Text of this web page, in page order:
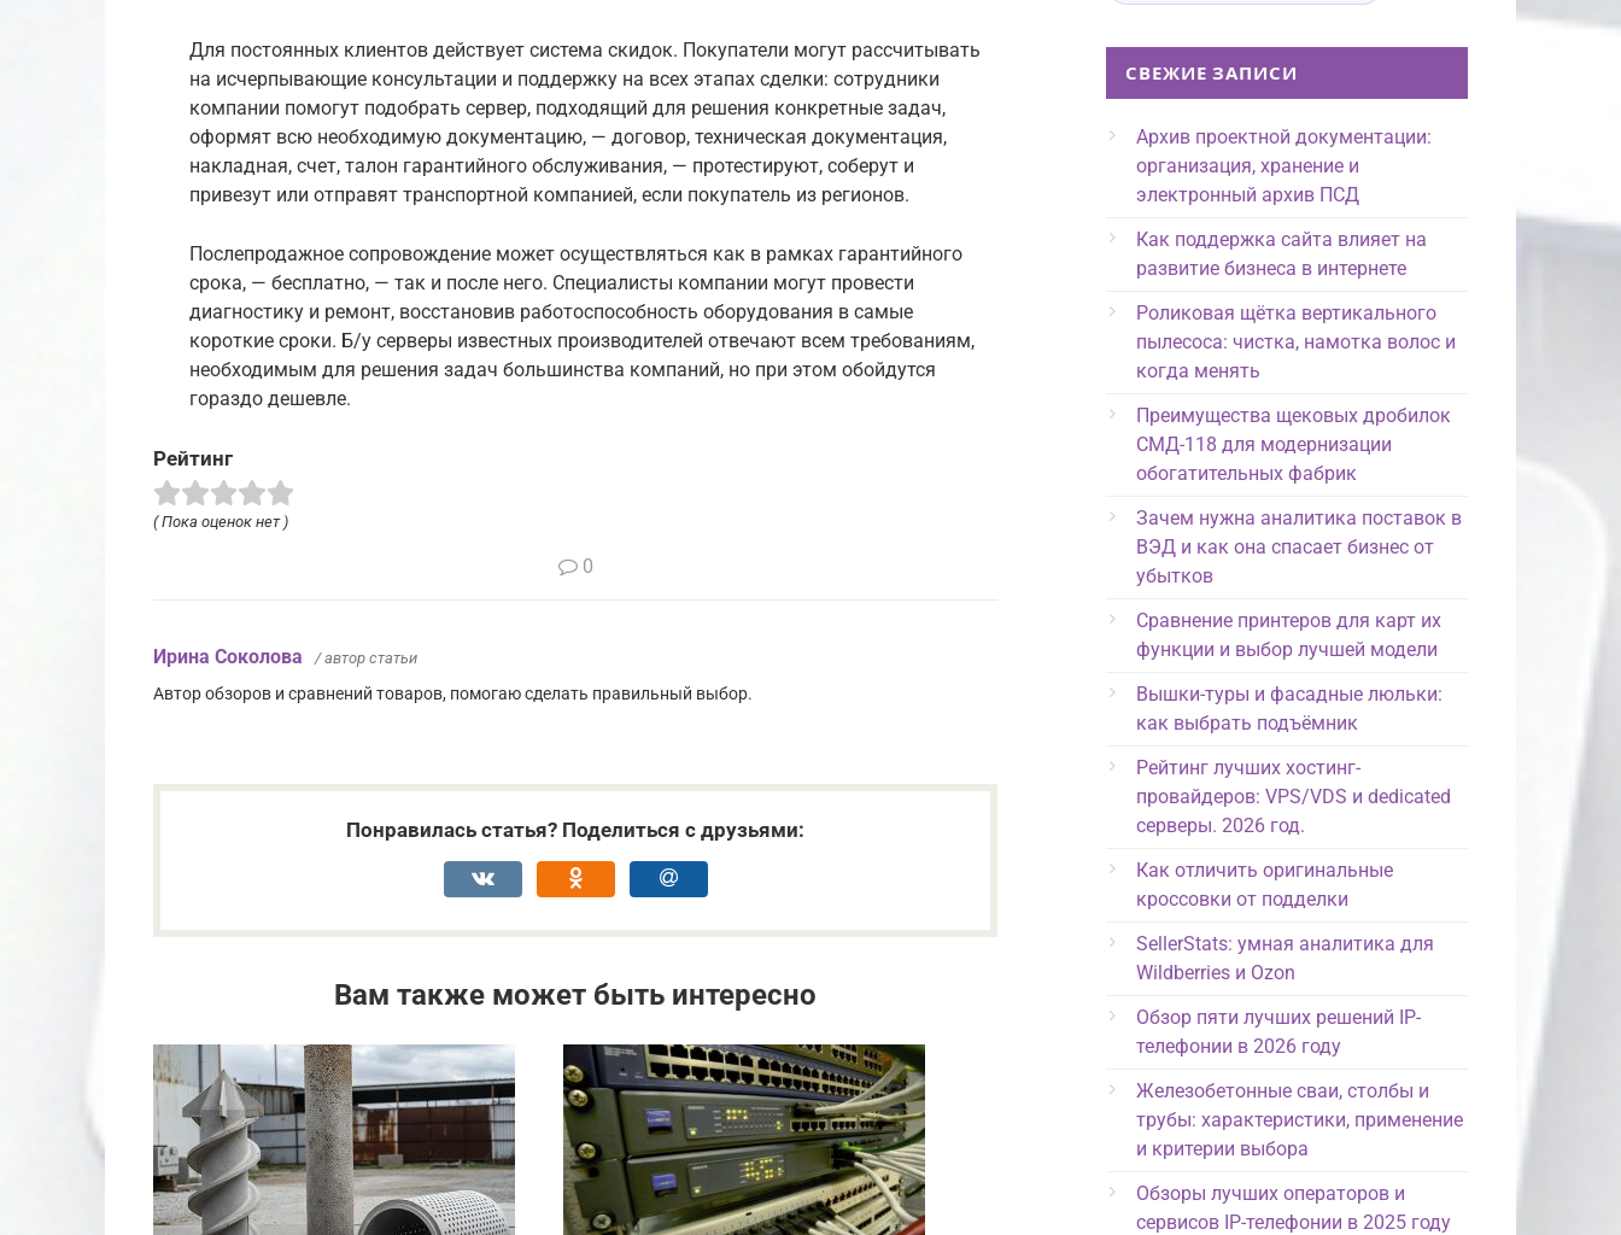
Для постоянных клиентов действует система скидок. Покупатели могут рассчитывать
на исчерпывающие консультации и поддержку на всех этапах сделки: сотрудники
компании помогут подобрать сервер, подходящий для решения конкретные задач,
оформят всю необходимую документацию, — договор, техническая документация,
накладная, счет, талон гарантийного обслуживания, — протестируют, соберут и
привезут или отправят транспортной компанией, если покупатель из регионов.
Послепродажное сопровождение может осуществляться как в рамках гарантийного
срока, — бесплатно, — так и после него. Специалисты компании могут провести
диагностику и ремонт, восстановив работоспособность оборудования в самые
короткие сроки. Б/у серверы известных производителей отвечают всем требованиям,
необходимым для решения задач большинства компаний, но при этом обойдутся
гораздо дешевле.
Рейтинг
( Пока оценок нет )
0
Ирина Соколова / автор статьи
Автор обзоров и сравнений товаров, помогаю сделать правильный выбор.
Понравилась статья? Поделиться с друзьями:
Вам также может быть интересно
СВЕЖИЕ ЗАПИСИ
Архив проектной документации:
организация, хранение и
электронный архив ПСД
Как поддержка сайта влияет на
развитие бизнеса в интернете
Роликовая щётка вертикального
пылесоса: чистка, намотка волос и
когда менять
Преимущества щековых дробилок
СМД-118 для модернизации
обогатительных фабрик
Зачем нужна аналитика поставок в
ВЭД и как она спасает бизнес от
убытков
Сравнение принтеров для карт их
функции и выбор лучшей модели
Вышки-туры и фасадные люльки:
как выбрать подъёмник
Рейтинг лучших хостинг-
провайдеров: VPS/VDS и dedicated
серверы. 2026 год.
Как отличить оригинальные
кроссовки от подделки
SellerStats: умная аналитика для
Wildberries и Ozon
Обзор пяти лучших решений IP-
телефонии в 2026 году
Железобетонные сваи, столбы и
трубы: характеристики, применение
и критерии выбора
Обзоры лучших операторов и
сервисов IP-телефонии в 2025 году